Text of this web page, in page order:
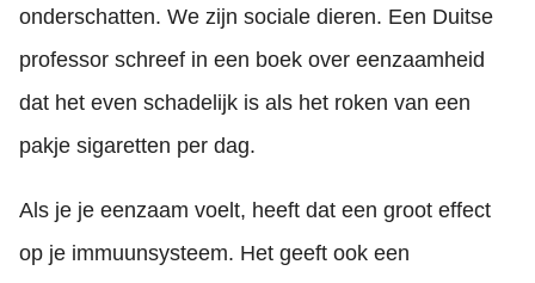
onderschatten. We zijn sociale dieren. Een Duitse
professor schreef in een boek over eenzaamheid
dat het even schadelijk is als het roken van een
pakje sigaretten per dag.
Als je je eenzaam voelt, heeft dat een groot effect
op je immuunsysteem. Het geeft ook een